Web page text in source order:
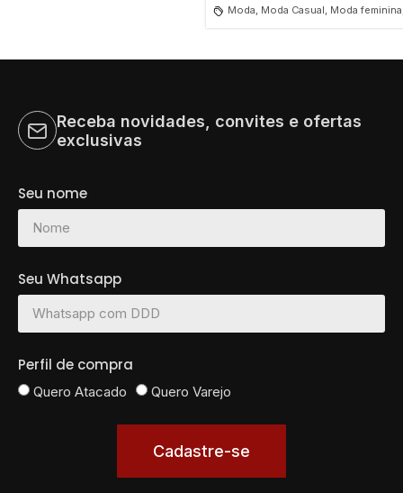
Moda, Moda Casual, Moda
Receba novidades, convites e ofertas
exclusivas
Seu nome
Seu Whatsapp
Perfil de compra
Quero Atacado Quero Varejo
Cadastre-se